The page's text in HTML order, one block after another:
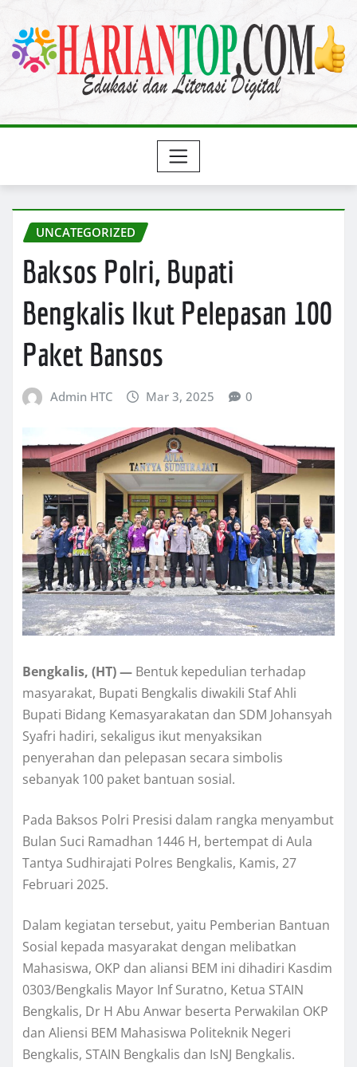
content
UNCATEGORIZED
Baksos Polri, Bupati
Bengkalis Ikut Pelepasan 100
Paket Bansos
Admin HTC Mar 3, 2025 0
Bengkalis, (HT) — Bentuk kepedulian terhadap
masyarakat, Bupati Bengkalis diwakili Staf Ahli
Bupati Bidang Kemasyarakatan dan SDM Johansyah
Syafri hadiri, sekaligus ikut menyaksikan
penyerahan dan pelepasan secara simbolis
sebanyak 100 paket bantuan sosial.
Pada Baksos Polri Presisi dalam rangka menyambut
Bulan Suci Ramadhan 1446 H, bertempat di Aula
Tantya Sudhirajati Polres Bengkalis, Kamis, 27
Februari 2025.
Dalam kegiatan tersebut, yaitu Pemberian Bantuan
Sosial kepada masyarakat dengan melibatkan
Mahasiswa, OKP dan aliansi BEM ini dihadiri Kasdim
0303/Bengkalis Mayor Inf Suratno, Ketua STAIN
Bengkalis, Dr H Abu Anwar beserta Perwakilan OKP
dan Aliensi BEM Mahasiswa Politeknik Negeri
Bengkalis, STAIN Bengkalis dan IsNJ Bengkalis.